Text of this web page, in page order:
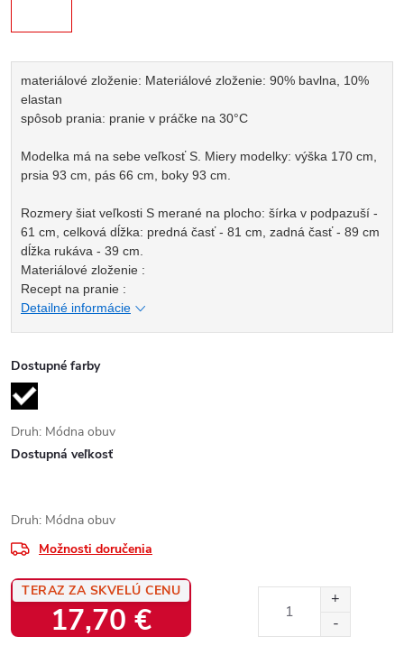
materiálové zloženie: Materiálové zloženie: 90% bavlna, 10%
elastan
spôsob prania: pranie v práčke na 30°C
Modelka má na sebe veľkosť S. Miery modelky: výška 170 cm,
prsia 93 cm, pás 66 cm, boky 93 cm.
Rozmery šiat veľkosti S merané na plocho: šírka v podpazuší -
61 cm, celková dĺžka: predná časť - 81 cm, zadná časť - 89 cm
dĺžka rukáva - 39 cm.
Materiálové zloženie :
Recept na pranie :
Detailné informácie
Dostupné farby
Druh: Módna obuv
Dostupná veľkosť
Druh: Módna obuv
Možnosti doručenia
TERAZ ZA SKVELÚ CENU
17,70 €